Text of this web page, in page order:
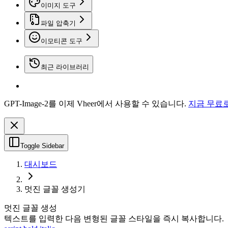
이미지 도구
파일 압축기
이모티콘 도구
최근 라이브러리
GPT-Image-2를 이제 Vheer에서 사용할 수 있습니다. 지금 무료
Toggle Sidebar
대시보드
멋진 글꼴 생성기
멋진 글꼴 생성
텍스트를 입력한 다음 변형된 글꼴 스타일을 즉시 복사합니다.